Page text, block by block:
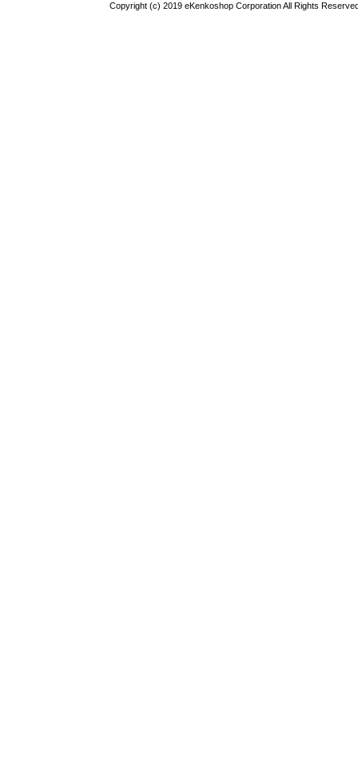
Copyright (c) 2019 eKenkoshop Corporation All Rights